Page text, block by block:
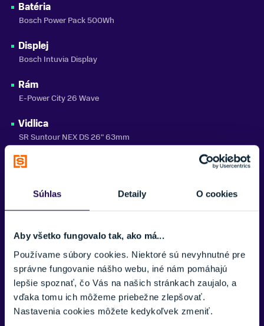
Súhlas Detaily O cookies
Aby všetko fungovalo tak, ako má...
Používame súbory cookies. Niektoré sú nevyhnutné pre
správne fungovanie nášho webu, iné nám pomáhajú
lepšie spoznať, čo Vás na našich stránkach zaujalo, a
vďaka tomu ich môžeme priebežne zlepšovať.
Nastavenia cookies môžete kedykoľvek zmeniť.
500 Wh
Bosch
VLASTNOSTI BICYKLA
s prehadzovačkou
NOSNOSŤ
ZNAČKA
Batéria
Bosch Power Pack 500Wh
Displej
Bosch Intuvia Display
Rám
E-Power City 26 Wave
Vidlica
SR Suntour NEX DS 26" 63mm
Prehadzovač
Kotúč (predný)
Shimano MT200 180mm
Kotúč (zadný)
Shimano MT200 160mm
Kľuky
ZZYZX E-Power Crank 38T
Kazeta